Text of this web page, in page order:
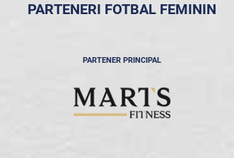
PARTENERI FOTBAL FEMININ
PARTENER PRINCIPAL